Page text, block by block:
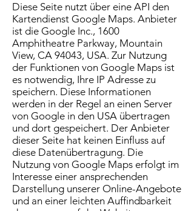
Diese Seite nutzt über eine API den
Kartendienst Google Maps. Anbieter
ist die Google Inc., 1600
Amphitheatre Parkway, Mountain
View, CA 94043, USA. Zur Nutzung
der Funktionen von Google Maps ist
es notwendig, Ihre IP Adresse zu
speichern. Diese Informationen
werden in der Regel an einen Server
von Google in den USA übertragen
und dort gespeichert. Der Anbieter
dieser Seite hat keinen Einfluss auf
diese Datenübertragung. Die
Nutzung von Google Maps erfolgt im
Interesse einer ansprechenden
Darstellung unserer Online-Angebote
und an einer leichten Auffindbarkeit